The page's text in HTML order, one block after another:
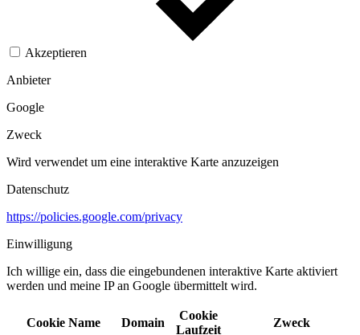
Akzeptieren
Anbieter
Google
Zweck
Wird verwendet um eine interaktive Karte anzuzeigen
Datenschutz
https://policies.google.com/privacy
Einwilligung
Ich willige ein, dass die eingebundenen interaktive Karte aktiviert
werden und meine IP an Google übermittelt wird.​
Cookie Name Domain
Cookie
Laufzeit
Zweck